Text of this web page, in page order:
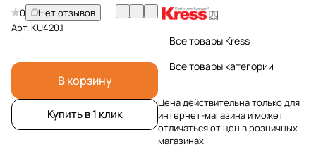
0
Нет отзывов
Арт.KU420.1
В корзину
Купить в 1 клик
Все товары Kress
Все товары категории
Цена действительна только для
интернет-магазина и может
отличаться от цен в розничных
магазинах